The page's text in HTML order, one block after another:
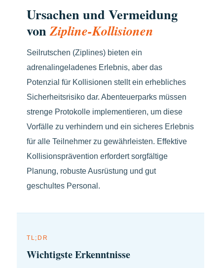
Ursachen und Vermeidung
vonZipline-Kollisionen
Seilrutschen (Ziplines) bieten ein
adrenalingeladenes Erlebnis, aber das
Potenzial für Kollisionen stellt ein erhebliches
Sicherheitsrisiko dar. Abenteuerparks müssen
strenge Protokolle implementieren, um diese
Vorfälle zu verhindern und ein sicheres Erlebnis
für alle Teilnehmer zu gewährleisten. Effektive
Kollisionsprävention erfordert sorgfältige
Planung, robuste Ausrüstung und gut
geschultes Personal.
TL;DR
Wichtigste Erkenntnisse